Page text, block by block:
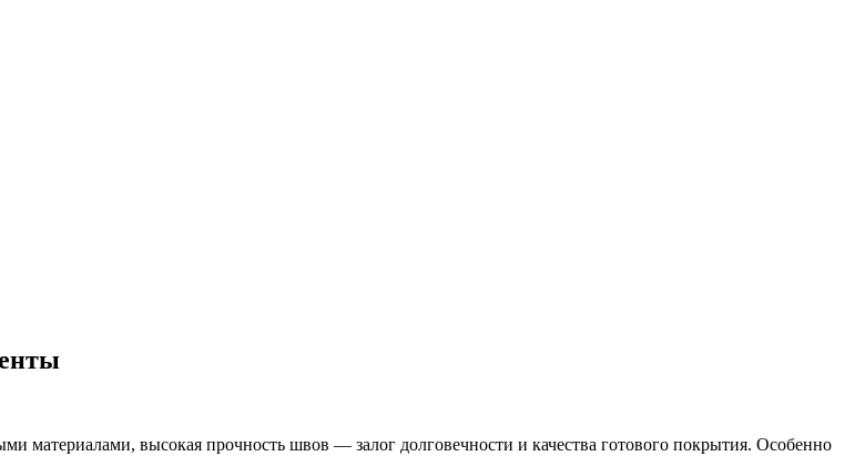
материалами, высокая прочность швов — залог долговечности и качества готового покрытия. Особенно